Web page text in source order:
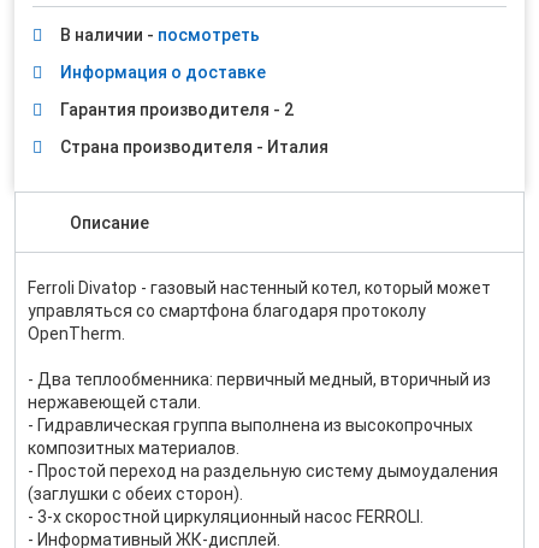
В наличии - посмотреть
Информация о доставке
Гарантия производителя - 2
Страна производителя - Италия
Описание
Ferroli Divatop - газовый настенный котел, который может
управляться со смартфона благодаря протоколу
OpenTherm.
- Два теплообменника: первичный медный, вторичный из
нержавеющей стали.
- Гидравлическая группа выполнена из высокопрочных
композитных материалов.
- Простой переход на раздельную систему дымоудаления
(заглушки с обеих сторон).
- 3-х скоростной циркуляционный насос FERROLI.
- Информативный ЖК-дисплей.